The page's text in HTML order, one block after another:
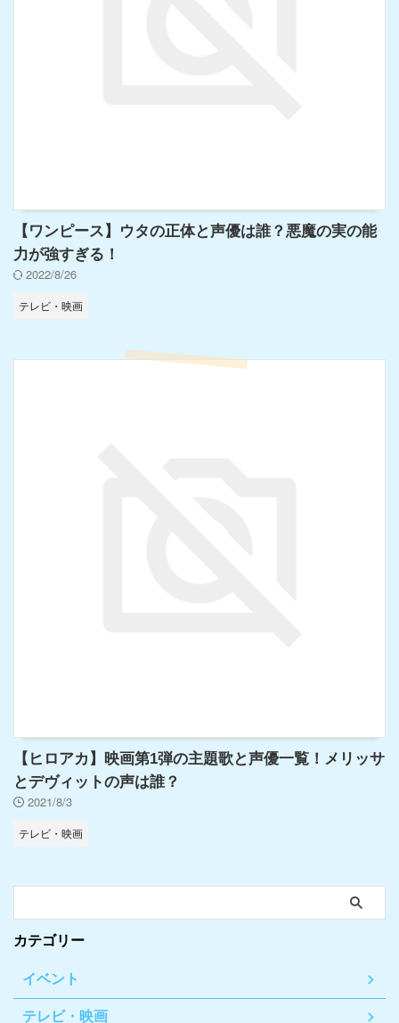
【ワンピース】ウタの正体と声優は誰？悪魔の実の能
力が強すぎる！
2022/8/26
テレビ・映画
【ヒロアカ】映画第1弾の主題歌と声優一覧！メリッサ
とデヴィットの声は誰？
2021/8/3
テレビ・映画
カテゴリー
イベント
テレビ・映画